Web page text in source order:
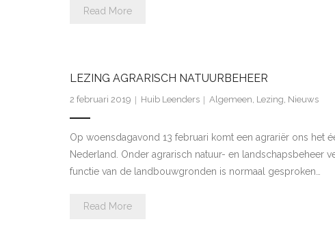
Read More
LEZING AGRARISCH NATUURBEHEER
2 februari 2019 Huib Leenders Algemeen, Lezing, Nieuws
Op woensdagavond 13 februari komt een agrariër ons het
Nederland. Onder agrarisch natuur- en landschapsbeheer
functie van de landbouwgronden is normaal gesproken…
Read More